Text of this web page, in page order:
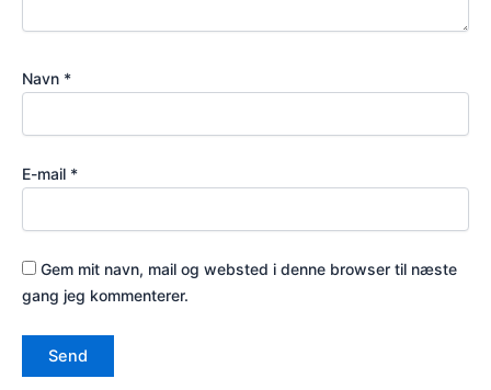
Navn *
E-mail *
Gem mit navn, mail og websted i denne browser til næste
gang jeg kommenterer.